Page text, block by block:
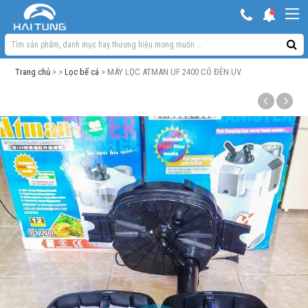
Trang chủ > >Lọc bể cá > MÁY LỌC ATMAN UF 2400 CÓ ĐÈN UV
Hồ ngoài trời & phụ kiện
Máy móc phụ kiện khác
Thuốc cho cá cảnh
Xử lý nước
Thức ăn cá
Đèn bể cá
Bể cá cảnh
Trang trí bể cá